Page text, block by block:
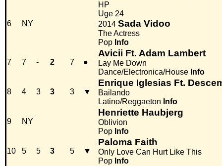
6 NY
HP
Uge 24
2014 Sada Vidoo
The Actress
Pop Info
7 7 - 2 7 ●
Avicii Ft. Adam Lambert
Lay Me Down
Dance/Electronica/House Info
8 4 3 3 3 ▼
Enrique Iglesias Ft.
Bailando
Latino/Reggaeton Info
9 NY
Henriette Haubjerg
Oblivion
Pop Info
10 5 5 3 5 ▼
Paloma Faith
Only Love Can Hurt Like This
Pop Info